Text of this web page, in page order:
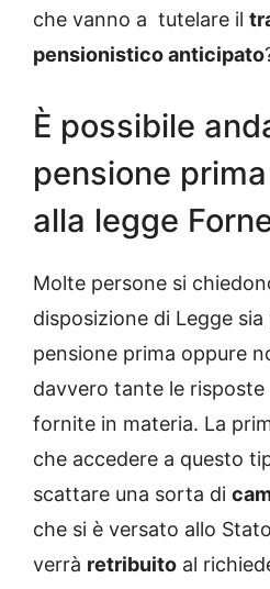
che vanno a tutelare il
pensionistico anticipato
È possibile
pensione
alla legge
Molte persone si
disposizione di Legge
pensione prima oppure
davvero tante le
fornite in materia. La
che accedere a questo
scattare una sorta di
che si è versato allo
verrà retribuito al